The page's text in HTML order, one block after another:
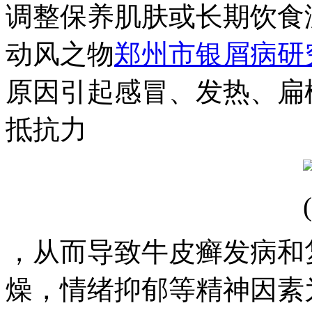
调整保养肌肤或长期饮
动风之物郑州市银屑病研
原因引起感冒、发热、
抵抗力
，从而导致牛皮癣发病
燥，情绪抑郁等精神因